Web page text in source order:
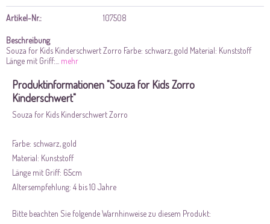
Artikel-Nr.: 107508
Beschreibung
Souza for Kids Kinderschwert Zorro Farbe: schwarz, gold Material: Kunststoff
Länge mit Griff:...
mehr
Produktinformationen "Souza for Kids Zorro
Kinderschwert"
Souza for Kids Kinderschwert Zorro
Farbe: schwarz, gold
Material: Kunststoff
Länge mit Griff: 65cm
Altersempfehlung: 4 bis 10 Jahre
Bitte beachten Sie folgende Warnhinweise zu diesem Produkt: